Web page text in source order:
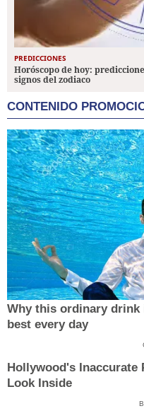
PREDICCIONES
Horóscopo de hoy:
signos del zodiaco
CONTENIDO
Why this ordinary
best every day
Hollywood's Inaccurate
Look Inside